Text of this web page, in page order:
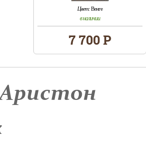
Цвет:Венге
в наличии
7 700 Р